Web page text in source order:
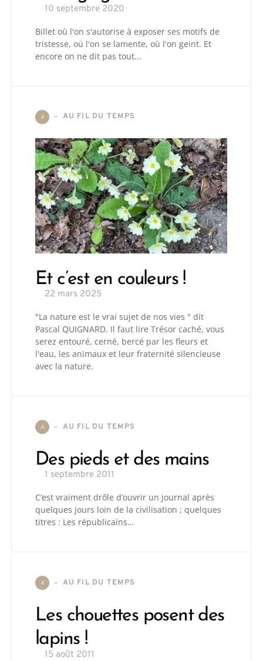
10 septembre 2020
Billet où l'on s'autorise à exposer ses motifs de
tristesse, où l'on se lamente, où l'on geint. Et
encore on ne dit pas tout...
A AU FIL DU TEMPS
Et c’est en couleurs !
22 mars 2025
"La nature est le vrai sujet de nos vies " dit
Pascal QUIGNARD. Il faut lire Trésor caché, vous
serez entouré, cerné, bercé par les fleurs et
l'eau, les animaux et leur fraternité silencieuse
avec la nature.
A AU FIL DU TEMPS
Des pieds et des mains
1 septembre 2011
C’est vraiment drôle d’ouvrir un journal après
quelques jours loin de la civilisation ; quelques
titres : Les républicains…
A AU FIL DU TEMPS
Les chouettes posent des
lapins !
15 août 2011